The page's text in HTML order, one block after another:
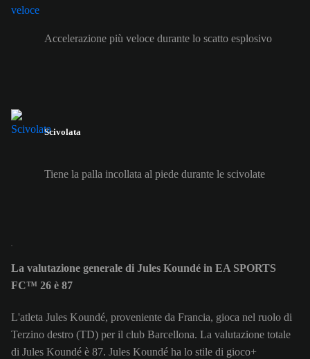
Accelerazione più veloce durante lo scatto esplosivo
Scivolata
Tiene la palla incollata al piede durante le scivolate
La valutazione generale di Jules Koundé in EA SPORTS
FC™ 26 è 87
L'atleta Jules Koundé, proveniente da Francia, gioca nel ruolo di
Terzino destro (TD) per il club Barcellona. La valutazione totale
di Jules Koundé è 87. Jules Koundé ha lo stile di gioco+